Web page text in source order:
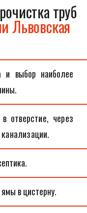
труб
Львовская
и выбор наиболее
отверстие, через
в цистерну.